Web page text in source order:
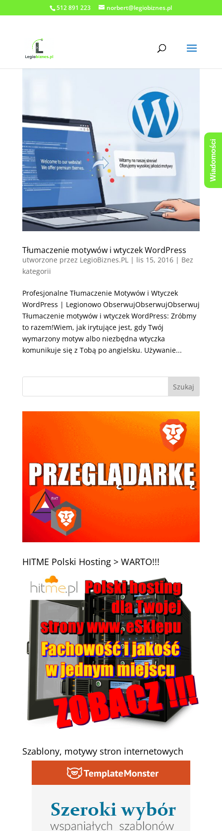
512 891 223 norbert@legiobiznes.pl
Tłumaczenie motywów i wtyczek WordPress
utworzone przez LegioBiznes.PL | lis 15, 2016| Bez
kategorii
Profesjonalne Tłumaczenie Motywów i Wtyczek
WordPress | Legionowo ObserwujObserwujObserwuj
Tłumaczenie motywów i wtyczek WordPress: Zróbmy
to razem!Wiem, jak irytujące jest, gdy Twój
wymarzony motyw albo niezbędna wtyczka
komunikuje się z Tobą po angielsku. Używanie...
HITME Polski Hosting > WARTO!!!
Szablony, motywy stron internetowych
Wiadomości